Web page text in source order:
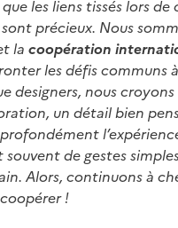
les liens tissés lors
précieux. Nous
la coopération
les défis communs
designers, nous
un détail bien
souvent de gestes
Alors, continuons à
!